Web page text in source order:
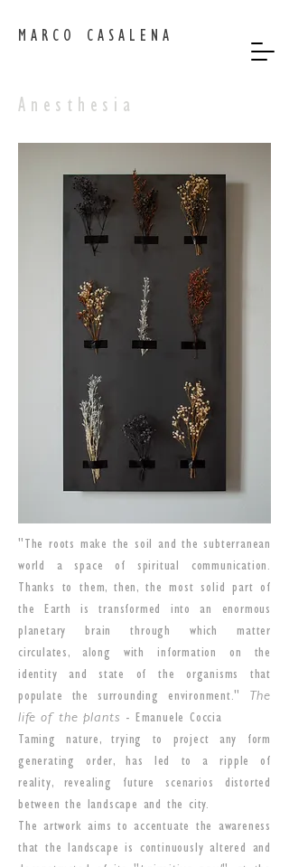
MARCO CASALENA
Anesthesia
"The roots make the soil and the subterranean
world a space of spiritual communication.
Thanks to them, then, the most solid part of
the Earth is transformed into an enormous
planetary brain through which matter
circulates, along with information on the
identity and state of the organisms that
populate the surrounding environment."
The
life of the plants - Emanuele Coccia
Taming nature, trying to project any form
generating order, has led to a ripple of
reality, revealing future scenarios distorted
between the landscape and the city.
The artwork aims to accentuate the awareness
that the landscape is continuously altered and